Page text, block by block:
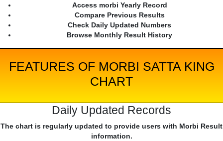
Access morbi Yearly Record
Compare Previous Results
Check Daily Updated Numbers
Browse Monthly Result History
FEATURES OF MORBI SATTA KING
CHART
Daily Updated Records
The chart is regularly updated to provide users with Morbi Result
information.